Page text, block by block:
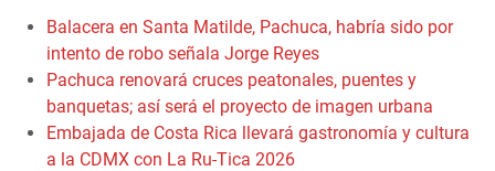
Balacera en Santa Matilde, Pachuca, habría sido por
intento de robo señala Jorge Reyes
Pachuca renovará cruces peatonales, puentes y
banquetas; así será el proyecto de imagen urbana
Embajada de Costa Rica llevará gastronomía y cultura
a la CDMX con La Ru-Tica 2026